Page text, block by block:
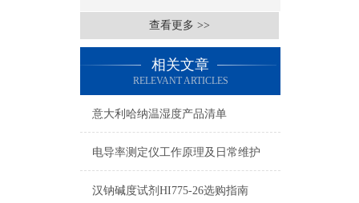
查看更多 >>
相关文章
RELEVANT ARTICLES
意大利哈纳温湿度产品清单
电导率测定仪工作原理及日常维护
汉钠碱度试剂HI775-26选购指南